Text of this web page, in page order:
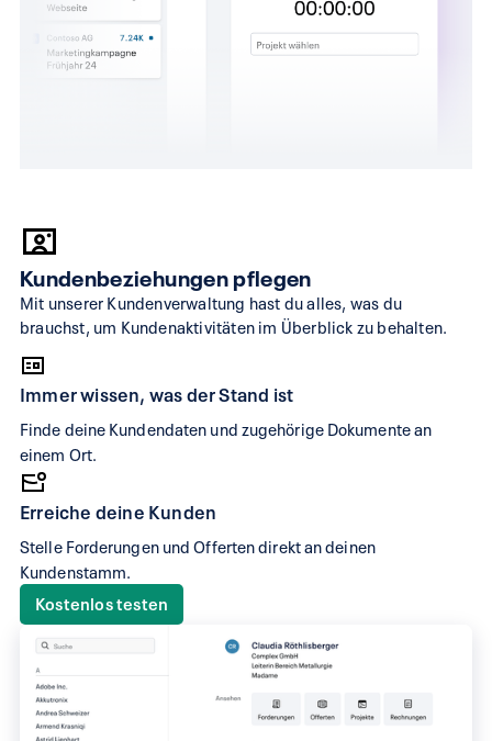
Kundenbeziehungen pflegen
Mit unserer Kundenverwaltung hast du alles, was du
brauchst, um Kundenaktivitäten im Überblick zu behalten.
Immer wissen, was der Stand ist
Finde deine Kundendaten und zugehörige Dokumente an
einem Ort.
Erreiche deine Kunden
Stelle Forderungen und Offerten direkt an deinen
Kundenstamm.
Kostenlos testen